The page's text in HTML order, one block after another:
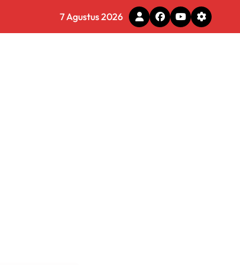
dan Profesional7 Agustus 2026